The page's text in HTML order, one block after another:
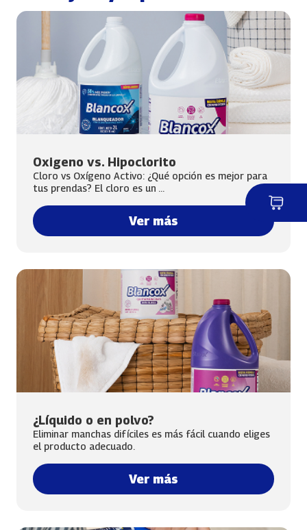
Oxigeno vs. Hipoclorito
Cloro vs Oxígeno Activo: ¿Qué opción es mejor para
tus prendas? El cloro es un ...
Ver más
¿Líquido o en polvo?
Eliminar manchas difíciles es más fácil cuando eliges
el producto adecuado.
Ver más